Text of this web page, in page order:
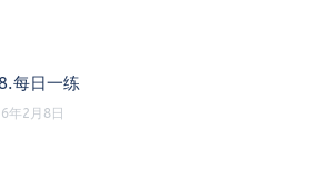
每日一练
年2月8日